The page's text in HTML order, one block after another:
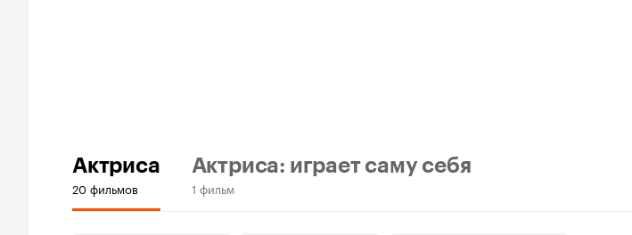
Актриса
20 фильмов
Актриса: играет саму себя
1 фильм